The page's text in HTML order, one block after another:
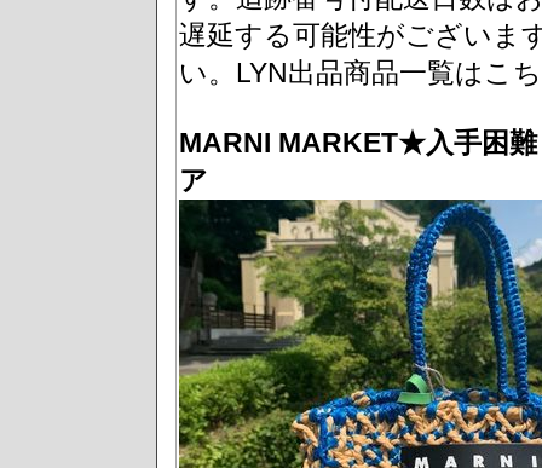
遅延する可能性がございま
い。LYN出品商品一覧はこ
MARNI MARKET★入手困
ア